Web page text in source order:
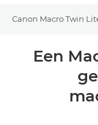
Canon Macro Twin
OverzichtEen